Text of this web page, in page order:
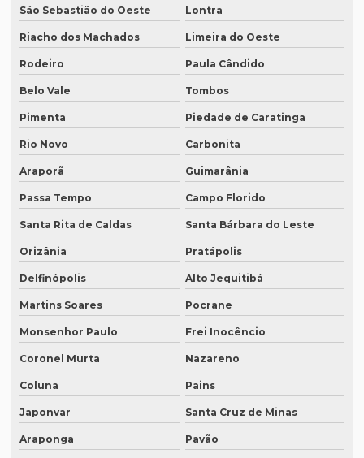
Quando eu preciso de uma tradução juramentada?
Quanto custa a diária tradução simultânea
Quanto custa a diária de um intérprete simultâneo
Quanto custa equipamento de tradução simultânea
Quanto custa para fazer uma tradução juramentada
Quanto custa tradução juramentada alemão
Quanto custa tradução juramentada espanhol
Quanto custa tradução por palavra
Quanto custa a tradução de um manual técnico?
Quanto custa traduzir para alemão
Quanto custa traduzir documentos
Quanto custa traduzir um livro
Quanto custa um tradutor juramentado
Quanto custa uma tradução juramentada
São Sebastião do Oeste Lontra
Riacho dos Machados Limeira do Oeste
Rodeiro Paula Cândido
Belo Vale Tombos
Pimenta Piedade de Caratinga
Rio Novo Carbonita
Araporã Guimarânia
Passa Tempo Campo Florido
Santa Rita de Caldas Santa Bárbara do Leste
Orizânia Pratápolis
Delfinópolis Alto Jequitibá
Martins Soares Pocrane
Monsenhor Paulo Frei Inocêncio
Coronel Murta Nazareno
Coluna Pains
Japonvar Santa Cruz de Minas
Araponga Pavão